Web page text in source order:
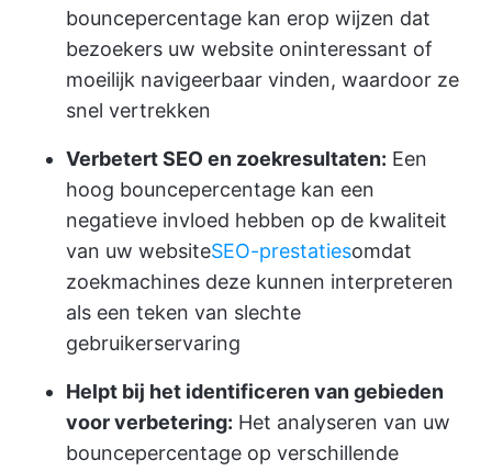
bouncepercentage kan erop wijzen dat
bezoekers uw website oninteressant of
moeilijk navigeerbaar vinden, waardoor ze
snel vertrekken
Verbetert SEO en zoekresultaten: Een
hoog bouncepercentage kan een
negatieve invloed hebben op de kwaliteit
van uw websiteSEO-prestatiesomdat
zoekmachines deze kunnen interpreteren
als een teken van slechte
gebruikerservaring
Helpt bij het identificeren van gebieden
voor verbetering: Het analyseren van uw
bouncepercentage op verschillende